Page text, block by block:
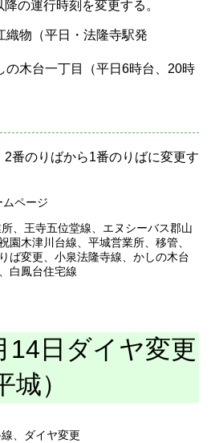
の運行時刻を変更する。
物（平日・法隆寺駅発
の木台一丁目（平日6時台、20時
番のりばから1番のりばに変更す
ページ
王寺五位堂線
エヌシーバス郡山
園木津川台線 平城営業所 移管
ば変更 小泉法隆寺線
かしの木台
白鳳台住宅線
14日ダイヤ変更
城）
ダイヤ変更